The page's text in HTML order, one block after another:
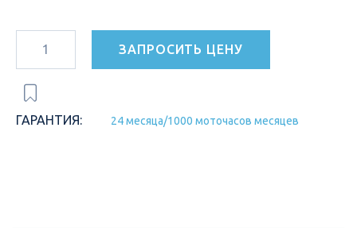
ЗАПРОСИТЬ ЦЕНУ
ГАРАНТИЯ: 24 месяца/1000 моточасов месяцев